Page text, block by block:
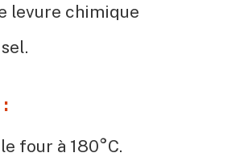
levure chimique
four à 180°C.